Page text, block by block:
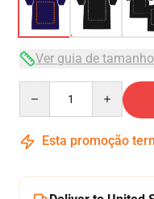
Ver guia de
Esta promoção